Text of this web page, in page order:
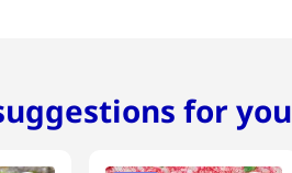
for you